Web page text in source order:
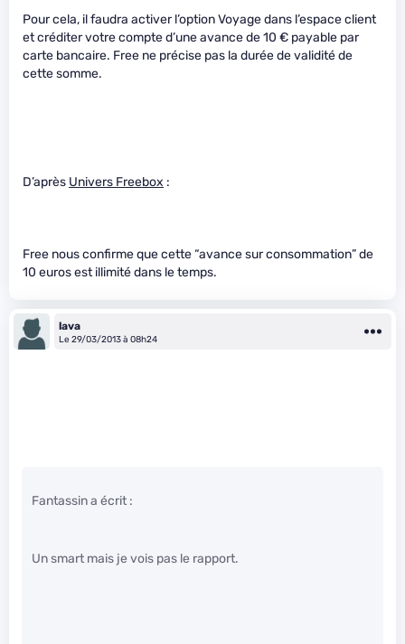
Pour cela, il faudra activer l’option Voyage dans l’espace client
et créditer votre compte d’une avance de 10 € payable par
carte bancaire. Free ne précise pas la durée de validité de
cette somme.
D’après Univers Freebox :
Free nous confirme que cette “avance sur consommation” de
10 euros est illimité dans le temps.
lava
Le 29/03/2013 à 08h24
Fantassin a écrit :
Un smart mais je vois pas le rapport.